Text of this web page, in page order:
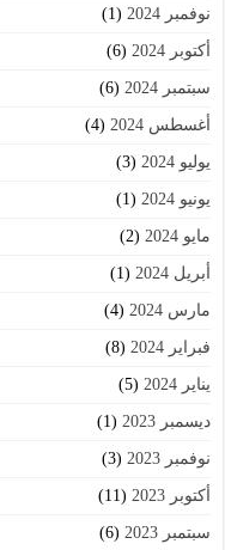
نوفمبر 2024 (1)
أكتوبر 2024 (6)
سبتمبر 2024 (6)
أغسطس 2024 (4)
يوليو 2024 (3)
يونيو 2024 (1)
مايو 2024 (2)
أبريل 2024 (1)
مارس 2024 (4)
فبراير 2024 (8)
يناير 2024 (5)
ديسمبر 2023 (1)
نوفمبر 2023 (3)
أكتوبر 2023 (11)
سبتمبر 2023 (6)